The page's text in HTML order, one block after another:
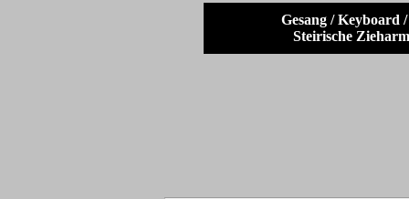
Gesang / Keyboard
Steirische